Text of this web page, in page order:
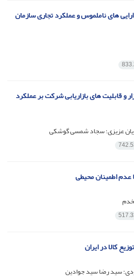
های ناملموس و عملکرد تجاری سازمان
و قابلیت های بازاریابی شرکت بر عملکرد
عزیزی؛ سجاد شمسی گوشکی
عدم اطمینان محیطی
کالا در ایران
سید رضا سید جوادین